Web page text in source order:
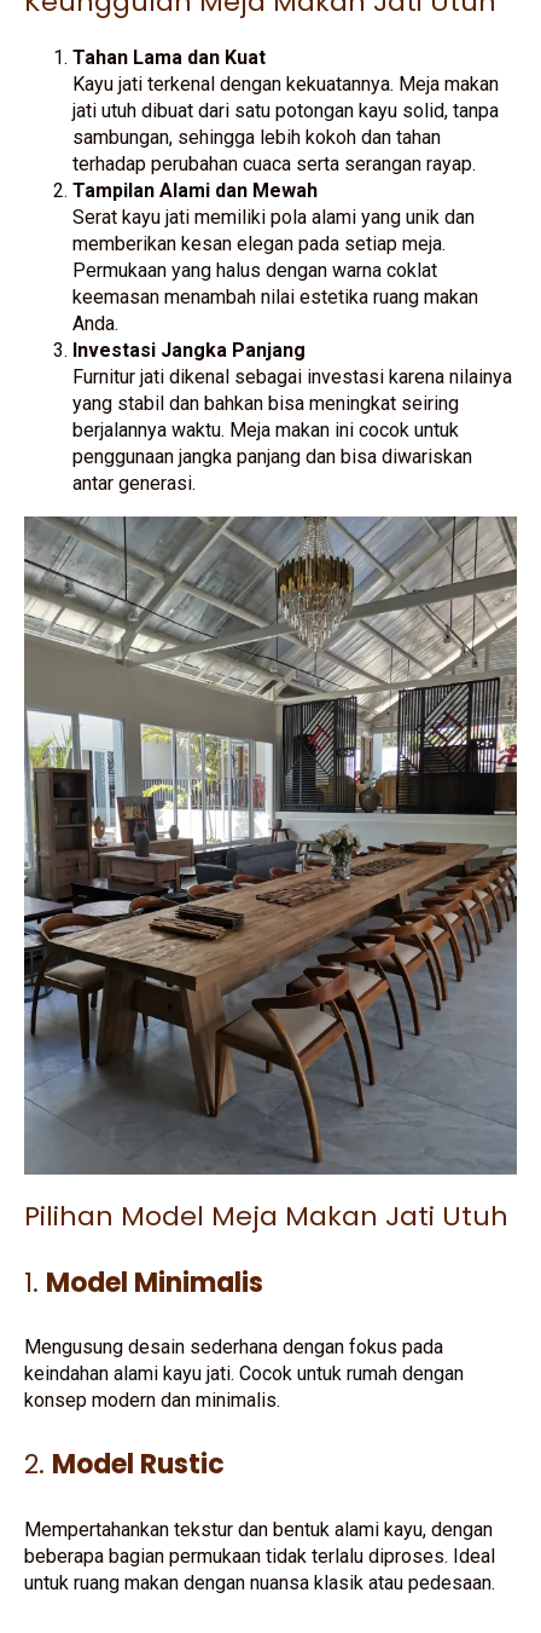
Tahan Lama dan Kuat
Kayu jati terkenal dengan kekuatannya. Meja makan
jati utuh dibuat dari satu potongan kayu solid, tanpa
sambungan, sehingga lebih kokoh dan tahan
terhadap perubahan cuaca serta serangan rayap.
Tampilan Alami dan Mewah
Serat kayu jati memiliki pola alami yang unik dan
memberikan kesan elegan pada setiap meja.
Permukaan yang halus dengan warna coklat
keemasan menambah nilai estetika ruang makan
Anda.
Investasi Jangka Panjang
Furnitur jati dikenal sebagai investasi karena nilainya
yang stabil dan bahkan bisa meningkat seiring
berjalannya waktu. Meja makan ini cocok untuk
penggunaan jangka panjang dan bisa diwariskan
antar generasi.
Pilihan Model Meja Makan Jati Utuh
1. Model Minimalis
Mengusung desain sederhana dengan fokus pada
keindahan alami kayu jati. Cocok untuk rumah dengan
konsep modern dan minimalis.
2. Model Rustic
Mempertahankan tekstur dan bentuk alami kayu, dengan
beberapa bagian permukaan tidak terlalu diproses. Ideal
untuk ruang makan dengan nuansa klasik atau pedesaan.